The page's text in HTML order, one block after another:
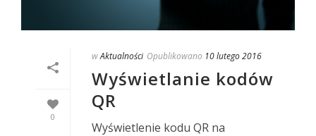
0
wAktualności Opublikowano 10 lutego 2016
Wyświetlanie kodów
QR
Wyświetlenie kodu QR na